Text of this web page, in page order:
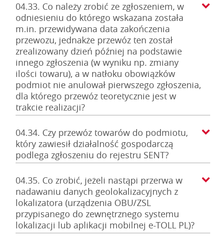
04.33. Co należy zrobić ze zgłoszeniem, w
odniesieniu do którego wskazana została
m.in. przewidywana data zakończenia
przewozu, jednakże przewóz ten został
zrealizowany dzień później na podstawie
innego zgłoszenia (w wyniku np. zmiany
ilości towaru), a w natłoku obowiązków
podmiot nie anulował pierwszego zgłoszenia,
dla którego przewóz teoretycznie jest w
trakcie realizacji?
04.34. Czy przewóz towarów do podmiotu,
który zawiesił działalność gospodarczą
podlega zgłoszeniu do rejestru SENT?
04.35. Co zrobić, jeżeli nastąpi przerwa w
nadawaniu danych geolokalizacyjnych z
lokalizatora (urządzenia OBU/ZSL
przypisanego do zewnętrznego systemu
lokalizacji lub aplikacji mobilnej e-TOLL PL)?